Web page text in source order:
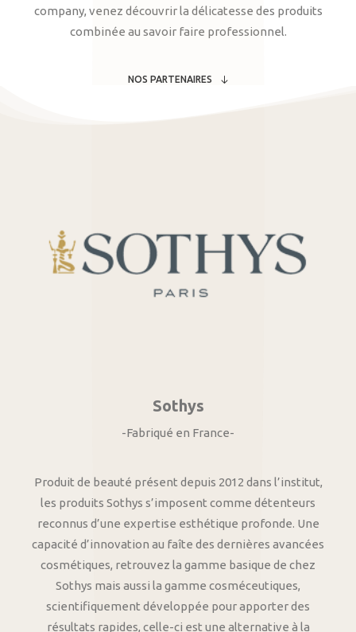
company, venez découvrir la délicatesse des produits
combinée au savoir faire professionnel.
NOS PARTENAIRES
Sothys
-Fabriqué en France-
Produit de beauté présent depuis 2012 dans l’institut,
les produits Sothys s’imposent comme détenteurs
reconnus d’une expertise esthétique profonde. Une
capacité d’innovation au faîte des dernières avancées
cosmétiques, retrouvez la gamme basique de chez
Sothys mais aussi la gamme cosméceutiques,
scientifiquement développée pour apporter des
résultats rapides, celle-ci est une alternative à la